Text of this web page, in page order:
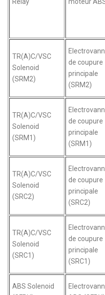
TR(A)C/VSC
Solenoid
(SRM2)
de coupure
principale
(SRM2)
TR(A)C/VSC
Solenoid
(SRM1)
de coupure
principale
(SRM1)
TR(A)C/VSC
Solenoid
(SRC2)
de coupure
principale
(SRC2)
TR(A)C/VSC
Solenoid
(SRC1)
de coupure
principale
(SRC1)
ABS Solenoid